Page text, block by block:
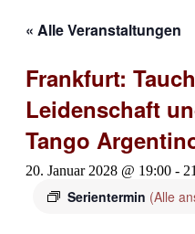
« Alle Veranstaltungen
Frankfurt:
Leidenschaft
Tango
20. Januar 2028 @ 19:00 -
Serientermin (Alle